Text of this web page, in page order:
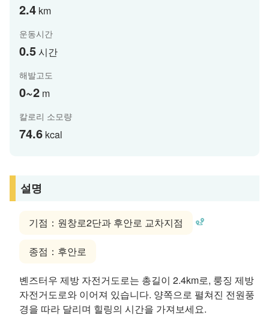
2.4 km
운동시간
0.5시간
해발고도
0~2 m
칼로리 소모량
74.6 kcal
설명
기점：원창로2단과 후안로 교차지점
종점：후안로
볜즈터우 제방 자전거도로는 총길이 2.4km로, 룽징 제방
자전거도로와 이어져 있습니다. 양쪽으로 펼쳐진 전원풍
경을 따라 달리며 힐링의 시간을 가져보세요.